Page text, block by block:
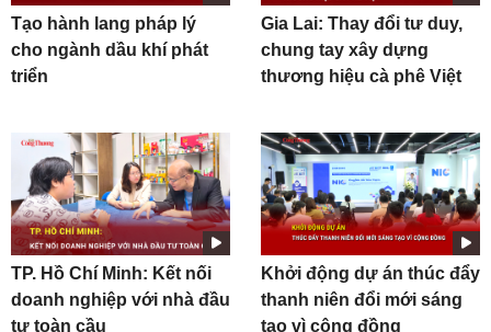
Tạo hành lang pháp lý
cho ngành dầu khí phát
triển
Gia Lai: Thay đổi tư duy,
chung tay xây dựng
thương hiệu cà phê Việt
TP. Hồ Chí Minh: Kết nối
doanh nghiệp với nhà đầu
tư toàn cầu
Khởi động dự án thúc đẩy
thanh niên đổi mới sáng
tạo vì cộng đồng